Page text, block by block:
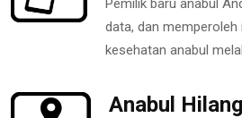
Pemilik baru anabul
data, dan
kesehatan anabul
Anabul